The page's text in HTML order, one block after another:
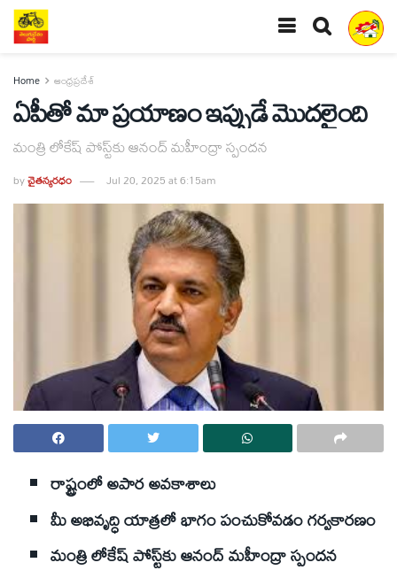
Home ఆంధ్రప్రదేశ్
ఏపీతో మా ప్రయాణం ఇప్పుడే మొదలైంది
మంత్రి లోకేష్‌ పోస్ట్‌కు ఆనంద్‌ మహీంద్రా స్పందన
byచైతన్యరధం Jul 20, 2025 at 6:15am
రాష్ట్రంలో అపార అవకాశాలు
మీ అభివృద్ధి యాత్రలో భాగం పంచుకోవడం గర్వకారణం
మంత్రి లోకేష్‌ పోస్ట్‌కు ఆనంద్‌ మహీంద్రా స్పందన